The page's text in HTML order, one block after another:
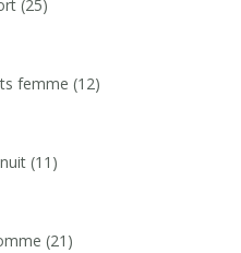
(25)
femme (12)
(11)
(21)